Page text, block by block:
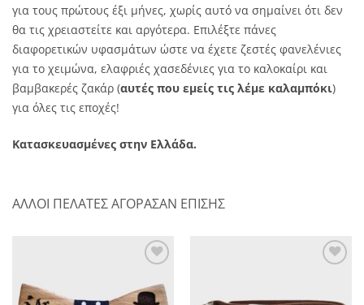
για τους πρώτους έξι μήνες, χωρίς αυτό να σημαίνει ότι δεν
θα τις χρειαστείτε και αργότερα. Επιλέξτε πάνες
διαφορετικών υφασμάτων ώστε να έχετε ζεστές φανελένιες
για το χειμώνα, ελαφριές χασεδένιες για το καλοκαίρι και
βαμβακερές ζακάρ (αυτές που εμείς τις λέμε καλαμπόκι)
για όλες τις εποχές!
Κατασκευασμένες στην Ελλάδα.
ΑΛΛΟΙ ΠΕΛΑΤΕΣ ΑΓΟΡΑΣΑΝ ΕΠΙΣΗΣ
στην λίστα
επιθυμητών
επιθυμητών